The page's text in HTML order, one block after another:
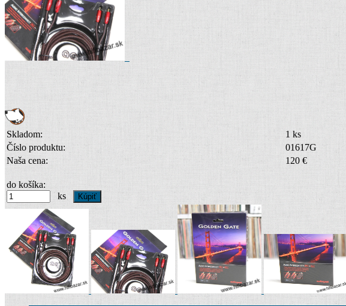
Skladom:
1 ks
Číslo produktu:
01617G
Naša cena:
120 €
do košíka:
ks